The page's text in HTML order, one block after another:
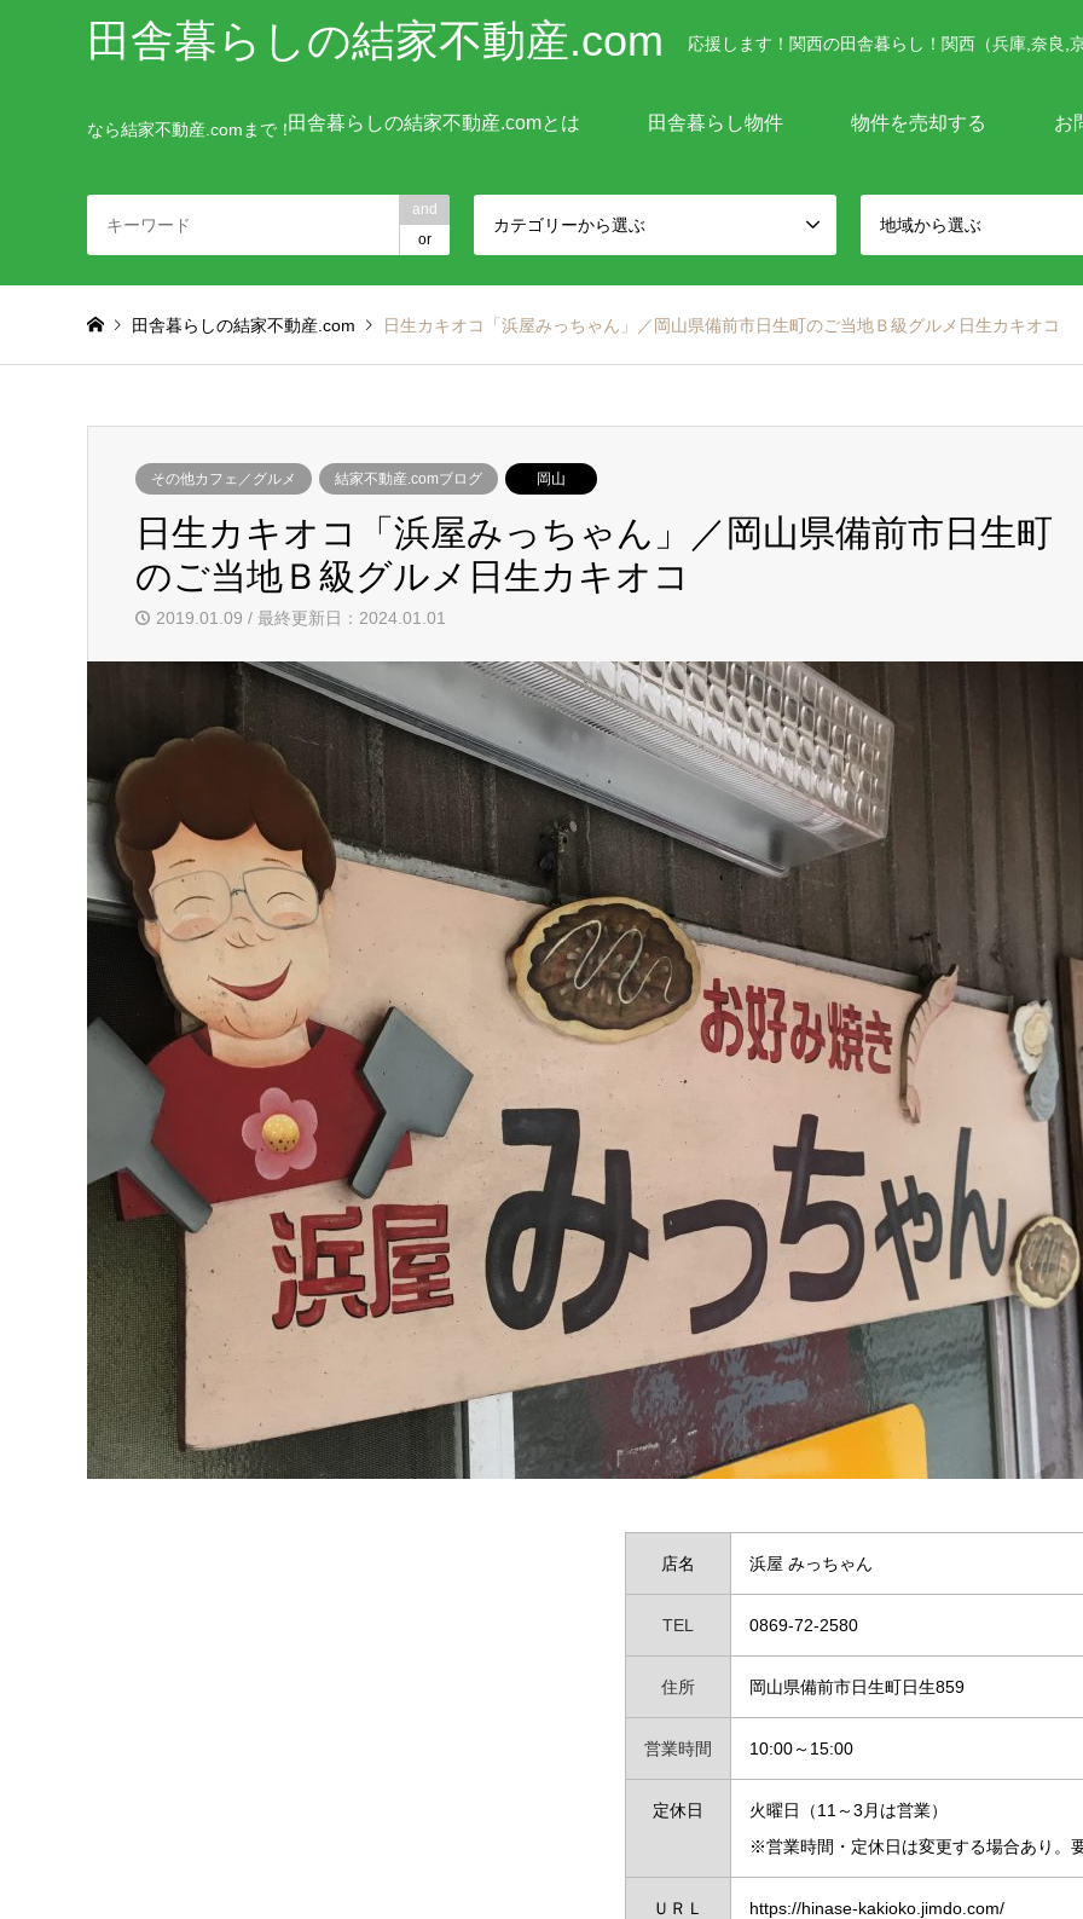
田舎暮らしの結家不動産.com 応援します！関西の田舎暮らし！関西（兵庫,奈良,
なら結家不動産.comまで！田舎暮らしの結家不動産.comとは 田舎暮らし物件 物件を売却する お
and
or
カテゴリーから選ぶ 地域から選ぶ
田舎暮らしの結家不動産.com 日生カキオコ「浜屋みっちゃん」／岡山県備前市日生町のご当地Ｂ級グルメ日生カキオコ
その他カフェ／グルメ 結家不動産.comブログ 岡山
日生カキオコ「浜屋みっちゃん」／岡山県備前市日生町
のご当地Ｂ級グルメ日生カキオコ
2019.01.09 / 最終更新日：2024.01.01
店名 浜屋 みっちゃん
TEL 0869-72-2580
住所 岡山県備前市日生町日生859
営業時間 10:00～15:00
定休日
火曜日（11～3月は営業）
※営業時間・定休日は変更する場合あり。
ＵＲＬ https://hinase-kakioko.jimdo.com/